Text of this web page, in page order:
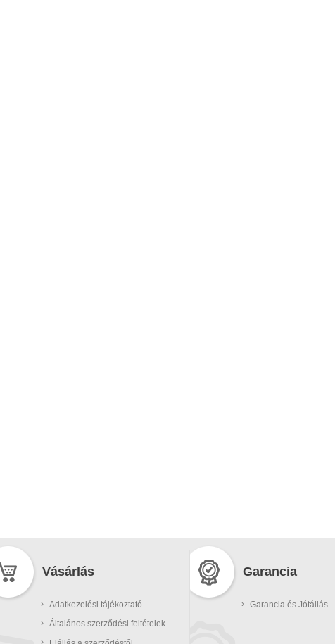
Vásárlás
›
Adatkezelési tájékoztató
›
Általános szerződési feltételek
Garancia
› Garancia és Jótállás